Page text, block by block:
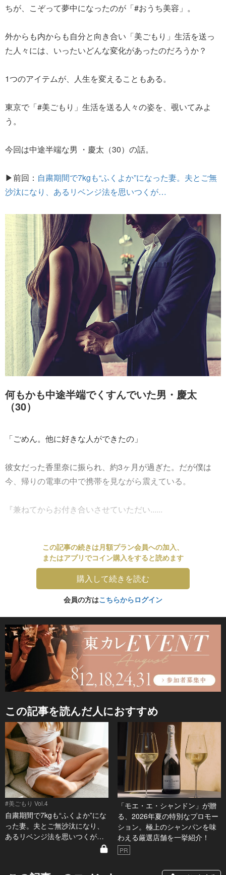
ちが、こぞって夢中になったのが「#おうち美容」。
外からも内からも自分と向き合い「美ごもり」生活を送っ
た人々には、いったいどんな変化があったのだろうか？
1つのアイテムが、人生を変えることもある。
東京で「#美ごもり」生活を送る人々の姿を、覗いてみよ
う。
今回は中途半端な男 ・慶太（30）の話。
▶前回： 自粛期間で7kgも“ふくよか”になった妻。夫とご無
沙汰になり、あるリベンジ法を思いつくが…
何もかも中途半端でくすんでいた男・慶太
（30）
「ごめん。他に好きな人ができたの」
彼女だった香里奈に振られ、約3ヶ月が過ぎた。だが僕は
今、帰りの電車の中で携帯を見ながら震えている。
『兼ねてからお付き合いさせていただい......
この記事の続きは月額プラン会員への加入、
またはアプリでコイン購入をすると読めます
購入して続きを読む
会員の方はこちらからログイン
この記事を読んだ人におすすめ
#美ごもり Vol.4
自粛期間で7kgも“ふくよか”にな
った妻。夫とご無沙汰になり、
あるリベンジ法を思いつくが…
「モエ・エ・シャンドン」が贈
る、2026年夏の特別なプロモー
ション。極上のシャンパンを味
わえる厳選店舗を一挙紹介！
PR